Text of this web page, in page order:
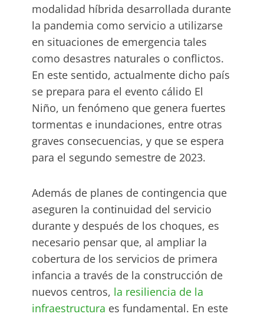
modalidad híbrida desarrollada durante
la pandemia como servicio a utilizarse
en situaciones de emergencia tales
como desastres naturales o conflictos.
En este sentido, actualmente dicho país
se prepara para el evento cálido El
Niño, un fenómeno que genera fuertes
tormentas e inundaciones, entre otras
graves consecuencias, y que se espera
para el segundo semestre de 2023.
Además de planes de contingencia que
aseguren la continuidad del servicio
durante y después de los choques, es
necesario pensar que, al ampliar la
cobertura de los servicios de primera
infancia a través de la construcción de
nuevos centros, la resiliencia de la
infraestructura es fundamental. En este